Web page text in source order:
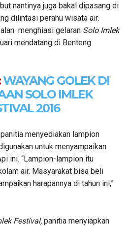
nantinya juga bakal dipasang di
dilintasi perahu wisata air.
menghiasi gelaran Solo Imlek
mendatang di Benteng
WAYANG GOLEK DI
SOLO IMLEK
2016
menyediakan lampion
untuk menyampaikan
ini. “Lampion-lampion itu
air. Masyarakat bisa beli
harapannya di tahun ini,”
Festival, panitia menyiapkan